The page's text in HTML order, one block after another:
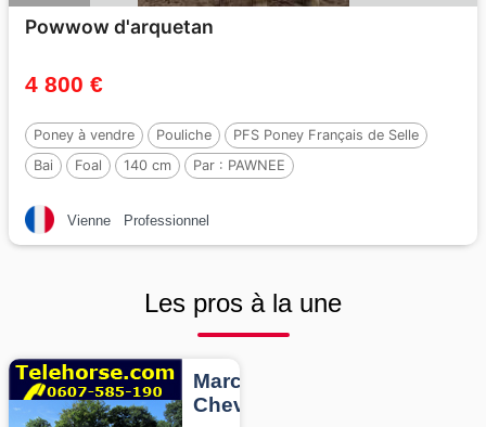
Powwow d'arquetan
4 800 €
Poney à vendre Pouliche
PFS Poney Français de Selle
Bai
Foal 140 cm Par : PAWNEE
Vienne Professionnel
Les pros à la une
Marcheurs
Chevaux